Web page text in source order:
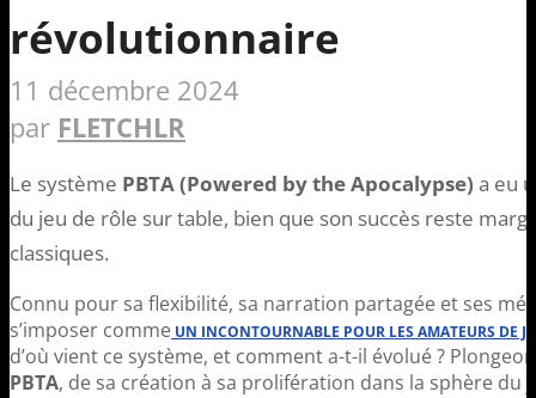
révolutionnaire
11 décembre 2024
par FLETCHLR
Le système PBTA (Powered by the Apocalypse) a eu
du jeu de rôle sur table, bien que son succès reste
classiques.
Connu pour sa flexibilité, sa narration partagée et ses
s’imposer comme UN INCONTOURNABLE POUR LES AMATEURS DE
d’où vient ce système, et comment a-t-il évolué ?
PBTA, de sa création à sa prolifération dans la sphère du